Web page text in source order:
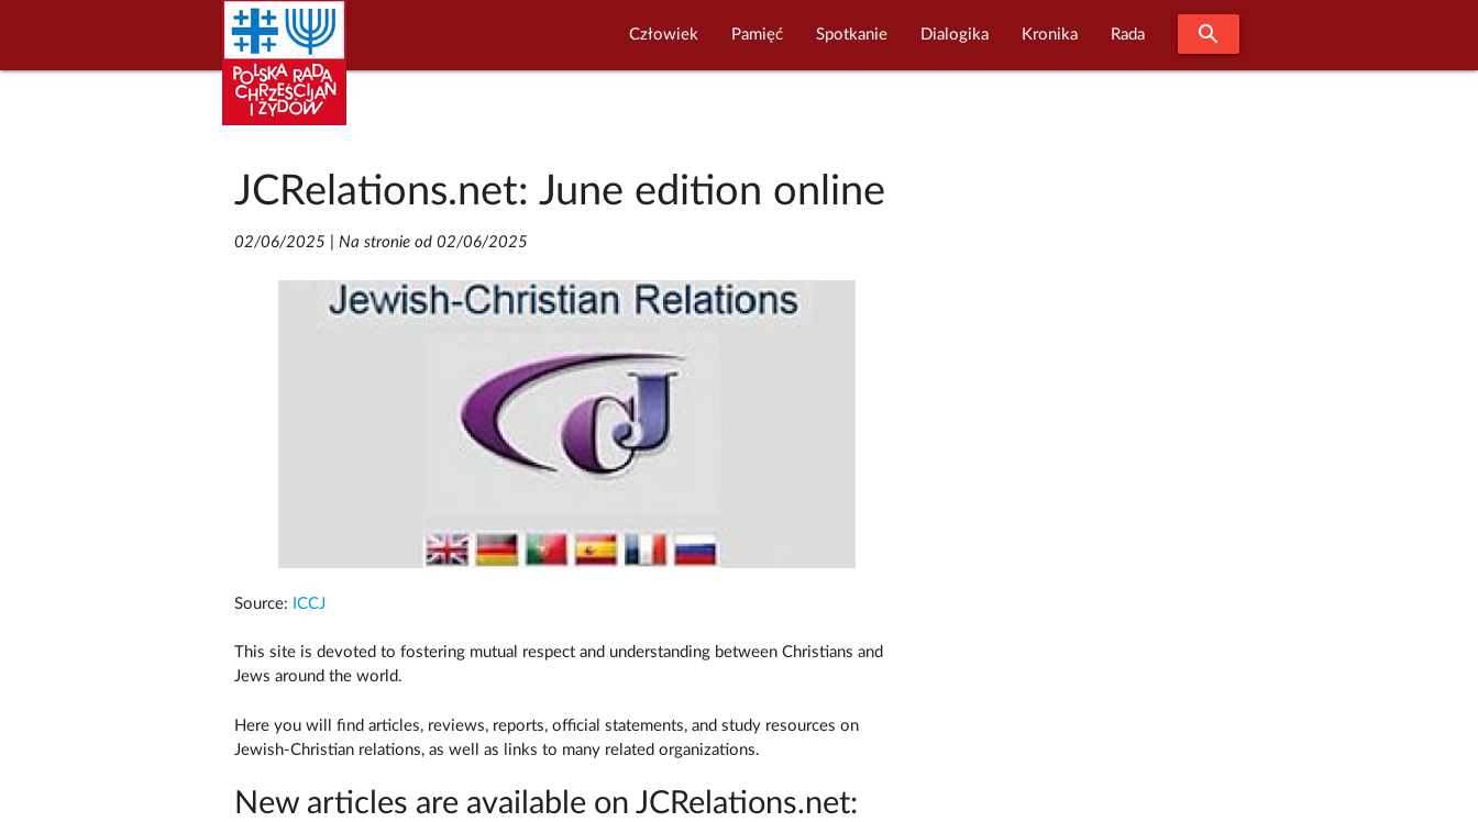
Człowiek Pamięć Spotkanie Dialogika Kronika Rada search
JCRelations.net: June edition online
02/06/2025 Na stronie od 02/06/2025
Source: ICCJ
This site is devoted to fostering mutual respect and understanding between Christians and
Jews around the world.
Here you will find articles, reviews, reports, official statements, and study resources on
Jewish-Christian relations, as well as links to many related organizations.
New articles are available on JCRelations.net: